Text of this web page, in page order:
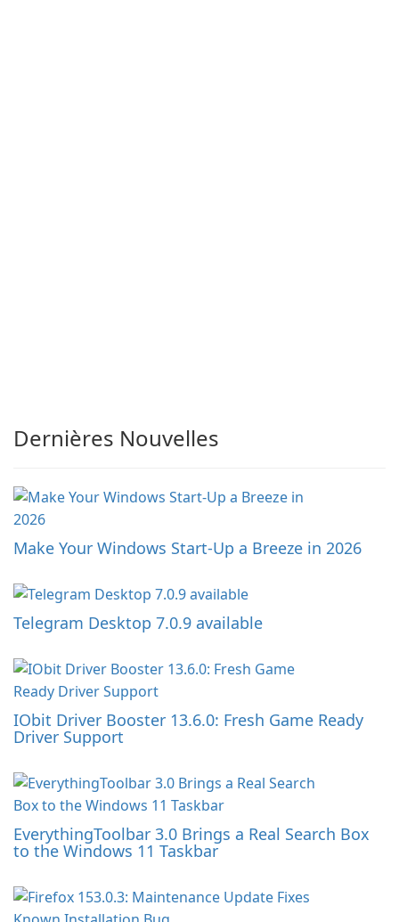
Dernières Nouvelles
Make Your Windows Start-Up a Breeze in 2026
Telegram Desktop 7.0.9 available
IObit Driver Booster 13.6.0: Fresh Game Ready
Driver Support
EverythingToolbar 3.0 Brings a Real Search Box
to the Windows 11 Taskbar